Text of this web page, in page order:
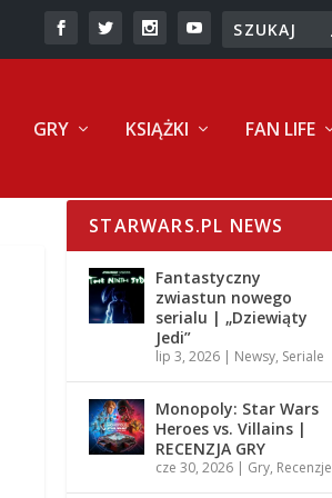
GRY KSIĄŻKI FAN LIFE
STARWARS.PL NEWS
Fantastyczny
zwiastun nowego
serialu | „Dziewiąty
Jedi”
lip 3, 2026 | Newsy, Seriale
Monopoly: Star Wars
Heroes vs. Villains |
RECENZJA GRY
cze 30, 2026 | Gry, Recenzje